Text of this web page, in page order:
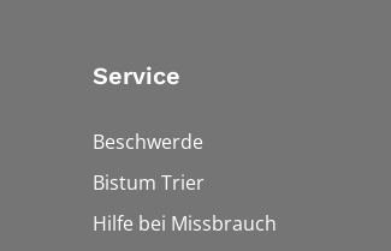
Service
Beschwerde
Bistum Trier
Hilfe bei Missbrauch